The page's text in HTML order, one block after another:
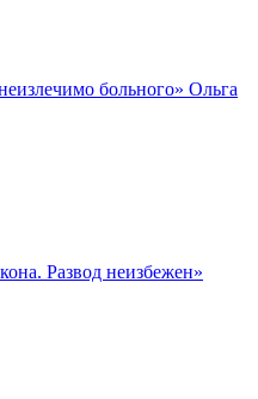
больного» Ольга
Развод неизбежен»